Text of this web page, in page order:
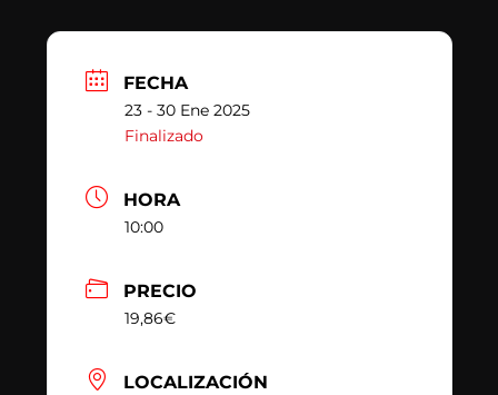
FECHA
23 - 30 Ene 2025
Finalizado
HORA
10:00
PRECIO
19,86€
LOCALIZACIÓN